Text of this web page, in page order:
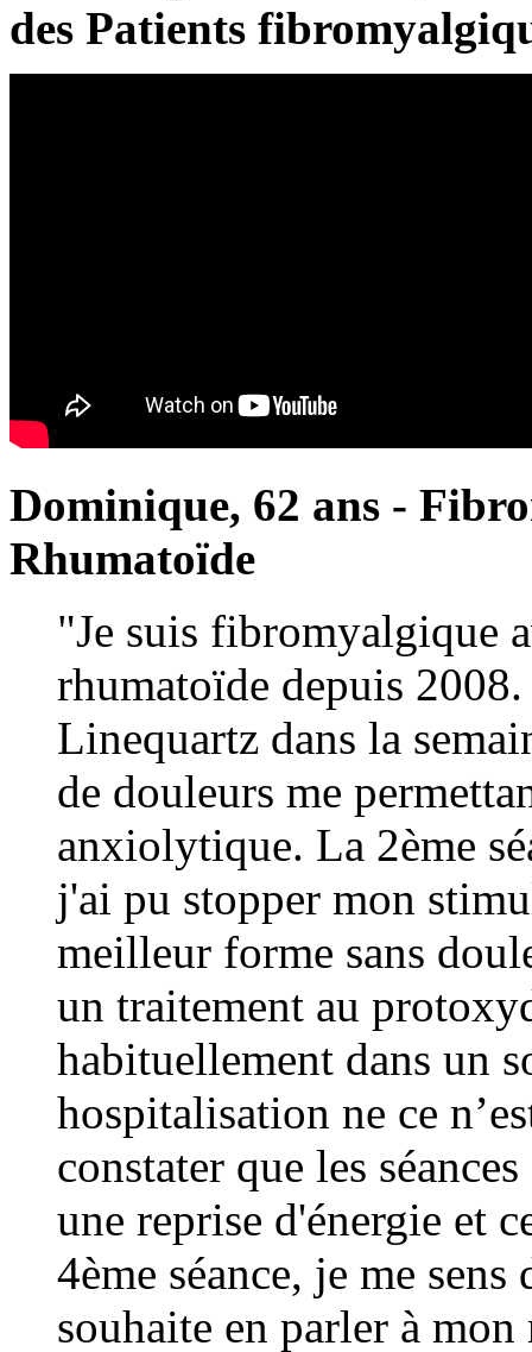
des Patients
Dominique, 62 ans -
Rhumatoïde
"Je suis fibromyalgique
rhumatoïde depuis 2008.
Linequartz dans la
de douleurs me
anxiolytique. La 2ème
j'ai pu stopper mon
meilleur forme sans
un traitement au
habituellement dans un
hospitalisation ne ce
constater que les
une reprise d'énergie et
4ème séance, je me
souhaite en parler à